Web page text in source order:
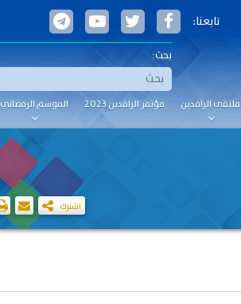
ملتقى الرافدين مؤتمر الرافدين 2023 الموسم الرمضاني
تابعنا:
بحث:
اشترك